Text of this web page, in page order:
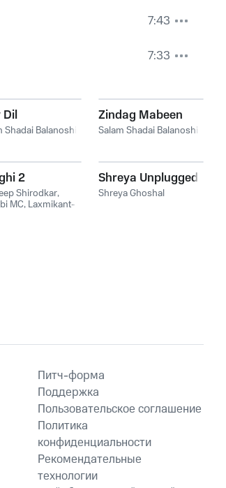
7:43
7:33
Dil
Shadai Balanoshi
Zindag Mabeen
Salam Shadai Balanoshi
2
Shirodkar,
MC, Laxmikant-
Shreya Unplugged
Shreya Ghoshal
Питч-форма
Поддержка
Пользовательское соглашение
Политика
конфиденциальности
Рекомендательные
технологии